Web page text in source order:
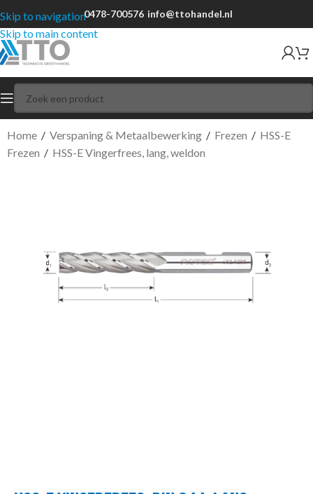
Skip to navigation
Skip to main content
0478-700576 info@ttohandel.nl
Home / Verspaning & Metaalbewerking / Frezen / HSS-E
Frezen / HSS-E Vingerfrees, lang, weldon